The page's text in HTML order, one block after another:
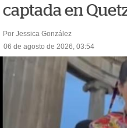
captada en
Por Jessica González
06 de agosto de 2026, 03:54